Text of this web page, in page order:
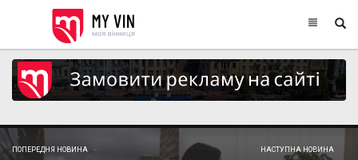
ПОПЕРЕДНЯ НОВИНА НАСТУПНА НОВИНА